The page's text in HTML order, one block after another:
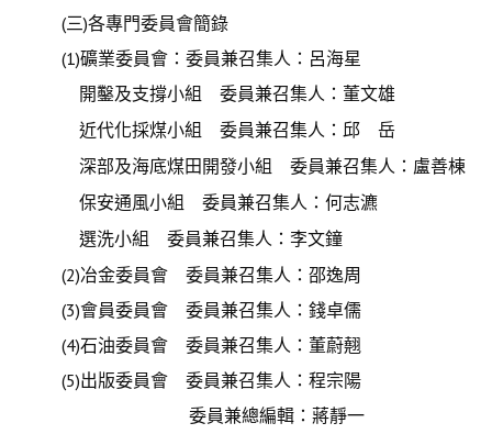
(三)各專門委員會簡錄
(1)礦業委員會：委員兼召集人：呂海星
開鑿及支撐小組 委員兼召集人：董文雄
近代化採煤小組 委員兼召集人：邱 岳
深部及海底煤田開發小組 委員兼召集人：盧善棟
保安通風小組 委員兼召集人：何志瀌
選洗小組 委員兼召集人：李文鐘
(2)冶金委員會 委員兼召集人：邵逸周
(3)會員委員會 委員兼召集人：錢卓儒
(4)石油委員會 委員兼召集人：董蔚翹
(5)出版委員會 委員兼召集人：程宗陽
委員兼總編輯：蔣靜一